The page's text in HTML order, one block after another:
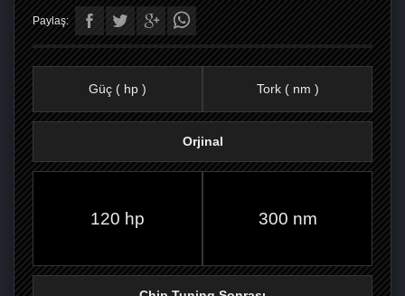
Paylaş:
Güç ( hp ) Tork ( nm )
Orjinal
120 hp 300 nm